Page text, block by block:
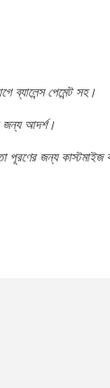
পেমেন্ট সহ।
জন্য আদর্শ।
পূরণের জন্য কাস্টমাইজ